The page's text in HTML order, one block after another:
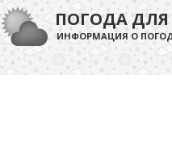
ПОГОДА ДЛЯ
ИНФОРМАЦИЯ О